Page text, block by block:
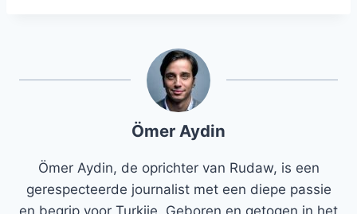
Ömer Aydin
Ömer Aydin, de oprichter van Rudaw, is een
gerespecteerde journalist met een diepe passie